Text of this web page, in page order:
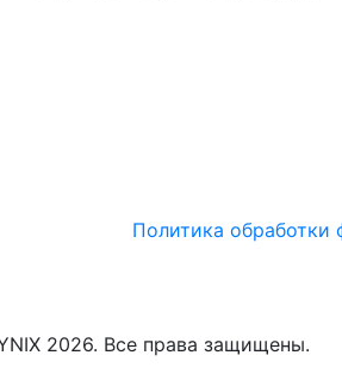
Политика обработки
2026. Все права защищены.